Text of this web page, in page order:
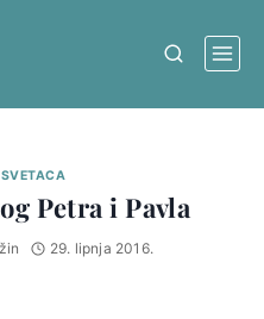
Petra i Pavla
29. lipnja 2016.